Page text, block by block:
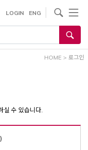
LOGIN ENG
HOME > 로그인
실 수 있습니다.